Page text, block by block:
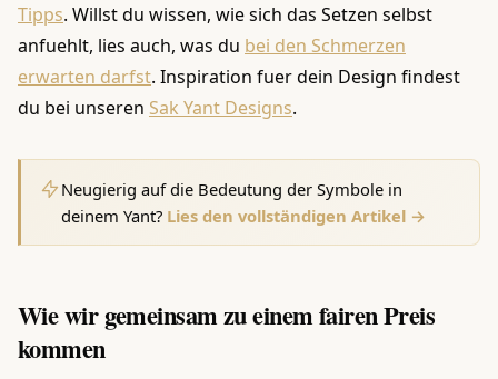
Tipps. Willst du wissen, wie sich das Setzen selbst
anfuehlt, lies auch, was du bei den Schmerzen
erwarten darfst. Inspiration fuer dein Design findest
du bei unseren Sak Yant Designs.
Neugierig auf die Bedeutung der Symbole in
deinem Yant? Lies den vollständigen Artikel →
Wie wir gemeinsam zu einem fairen Preis
kommen